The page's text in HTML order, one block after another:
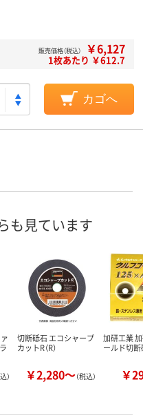
販売価格（税込） ￥6,127
1枚あたり ￥612.7
カゴへ
も見ています
）
切断砥石 エコシャープ
カットR（R）
￥2,280～（税込）
加研工業
ールド切
￥